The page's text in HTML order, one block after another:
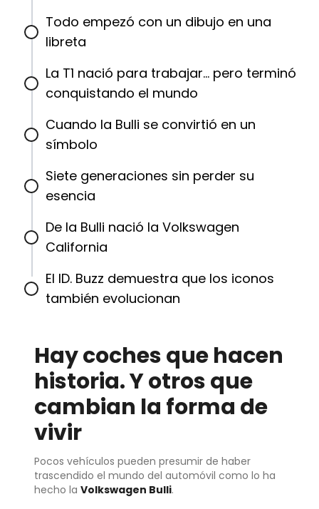
Todo empezó con un dibujo en una
libreta
La T1 nació para trabajar… pero terminó
conquistando el mundo
Cuando la Bulli se convirtió en un
símbolo
Siete generaciones sin perder su
esencia
De la Bulli nació la Volkswagen
California
El ID. Buzz demuestra que los iconos
también evolucionan
Hay coches que hacen
historia. Y otros que
cambian la forma de
vivir
Pocos vehículos pueden presumir de haber
trascendido el mundo del automóvil como lo ha
hecho la Volkswagen Bulli.